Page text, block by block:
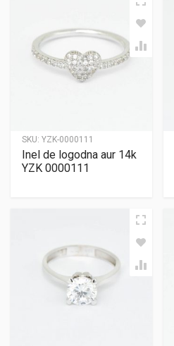
SKU: YZK-0000111
Inel de logodna aur 14k
YZK 0000111